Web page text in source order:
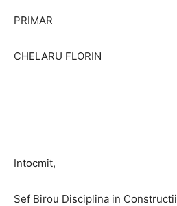
PRIMAR
CHELARU FLORIN
Intocmit,
Sef Birou Disciplina in Constructii